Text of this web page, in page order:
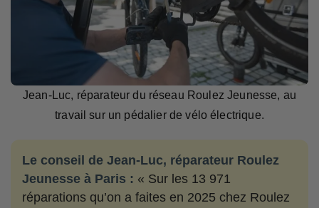
Jean-Luc, réparateur du réseau Roulez Jeunesse, au
travail sur un pédalier de vélo électrique.
Le conseil de Jean-Luc, réparateur Roulez
Jeunesse à Paris : « Sur les 13 971
réparations qu’on a faites en 2025 chez Roulez